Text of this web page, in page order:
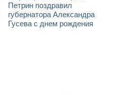
Петрин поздравил
губернатора Александра
Гусева с днем рождения